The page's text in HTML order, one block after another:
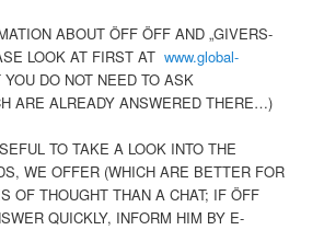
ABOUT ÖFF ÖFF AND „GIVERS-
LOOK AT FIRST ATwww.global-
DO NOT NEED TO ASK
ARE ALREADY ANSWERED THERE…)
TO TAKE A LOOK INTO THE
WE OFFER (WHICH ARE BETTER FOR
OF THOUGHT THAN A CHAT; IF ÖFF
QUICKLY, INFORM HIM BY E-